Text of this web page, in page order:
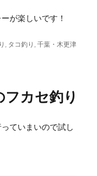
が楽しいです！
, タコ釣り ,千葉・木更津
カセ釣り
ていまいので試し